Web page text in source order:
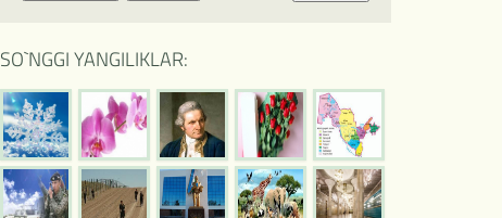
SO`NGGI YANGILIKLAR: